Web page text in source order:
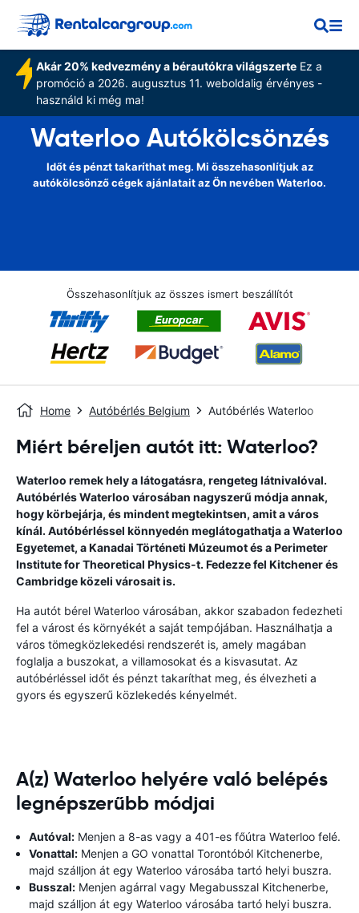
Akár 20% kedvezmény a bérautókra világszerteEz a
promóció a 2026. augusztus 11. weboldalig érvényes -
használd ki még ma!
Waterloo Autókölcsönzés
Időt és pénzt takaríthat meg. Mi összehasonlítjuk az
autókölcsönző cégek ajánlatait az Ön nevében Waterloo.
Összehasonlítjuk az összes ismert beszállítót
Home Autóbérlés Belgium Autóbérlés Waterloo
Miért béreljen autót itt: Waterloo?
Waterloo remek hely a látogatásra, rengeteg látnivalóval.
Autóbérlés Waterloo városában nagyszerű módja annak,
hogy körbejárja, és mindent megtekintsen, amit a város
kínál. Autóbérléssel könnyedén meglátogathatja a Waterloo
Egyetemet, a Kanadai Történeti Múzeumot és a Perimeter
Institute for Theoretical Physics-t. Fedezze fel Kitchener és
Cambridge közeli városait is.
Ha autót bérel Waterloo városában, akkor szabadon fedezheti
fel a várost és környékét a saját tempójában. Használhatja a
város tömegközlekedési rendszerét is, amely magában
foglalja a buszokat, a villamosokat és a kisvasutat. Az
autóbérléssel időt és pénzt takaríthat meg, és élvezheti a
gyors és egyszerű közlekedés kényelmét.
A(z) Waterloo helyére való belépés
legnépszerűbb módjai
Autóval: Menjen a 8-as vagy a 401-es főútra Waterloo felé.
Vonattal: Menjen a GO vonattal Torontóból Kitchenerbe,
majd szálljon át egy Waterloo városába tartó helyi buszra.
Busszal: Menjen agárral vagy Megabusszal Kitchenerbe,
majd szálljon át egy Waterloo városába tartó helyi buszra.